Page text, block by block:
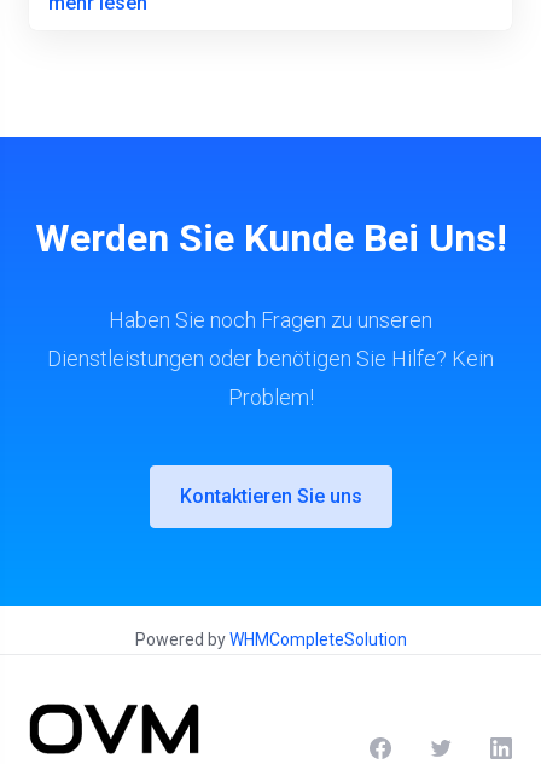
Werden Sie Kunde Bei Uns!
Haben Sie noch Fragen zu unseren
Dienstleistungen oder benötigen Sie Hilfe? Kein
Problem!
Kontaktieren Sie uns
Powered byWHMCompleteSolution